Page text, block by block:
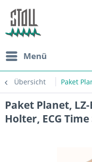
Menü
Übersicht Paket
Paket Planet, LZ-
Holter, ECG Time